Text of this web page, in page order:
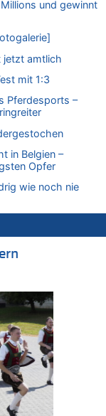
hinter den
hinter den
hinter den
amtlich
wie noch nie
von Sinnen zu
– Meloni:
zu
– Meloni:
und gewinnt
jetzt amtlich
mit 1:3
Pferdesports –
in Belgien –
Opfer
wie noch nie